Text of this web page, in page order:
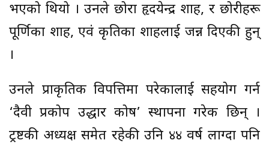
भएको थियो । उनले छोरा हृदयेन्द्र शाह, र छोरीहरू
पूर्णिका शाह, एवं कृतिका शाहलाई जन्न दिएकी हुन्
।
उनले प्राकृतिक विपत्तिमा परेकालाई सहयोग गर्न
‘दैवी प्रकोप उद्धार कोष’ स्थापना गरेक छिन् ।
ट्रष्टकी अध्यक्ष समेत रहेकी उनि ४४ वर्ष लाग्दा पनि